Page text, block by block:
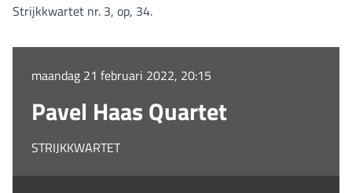
Strijkkwartet nr. 3, op, 34.
maandag 21 februari 2022, 20:15
Pavel Haas Quartet
STRIJKKWARTET